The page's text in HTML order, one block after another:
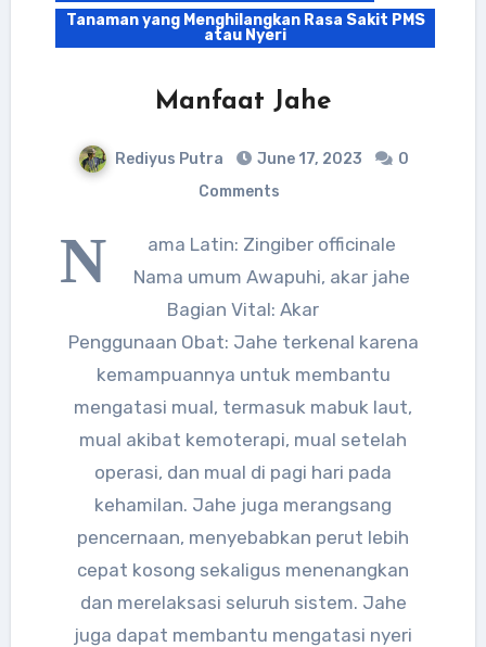
Tanaman yang Menghilangkan Rasa Sakit PMS
atau Nyeri
Manfaat Jahe
Rediyus Putra June 17, 2023
0
Comments
N
ama Latin: Zingiber officinale
Nama umum Awapuhi, akar jahe
Bagian Vital: Akar
Penggunaan Obat: Jahe terkenal karena
kemampuannya untuk membantu
mengatasi mual, termasuk mabuk laut,
mual akibat kemoterapi, mual setelah
operasi, dan mual di pagi hari pada
kehamilan. Jahe juga merangsang
pencernaan, menyebabkan perut lebih
cepat kosong sekaligus menenangkan
dan merelaksasi seluruh sistem. Jahe
juga dapat membantu mengatasi nyeri